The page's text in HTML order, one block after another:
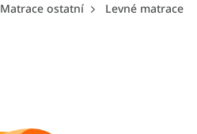
Matrace ostatní
Levné matrace